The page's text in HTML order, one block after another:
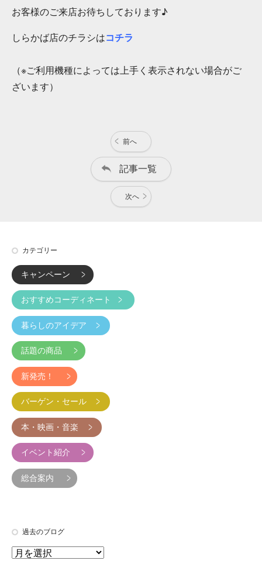
お客様のご来店お待ちしております♪
しらかば店のチラシはコチラ
（※ご利用機種によっては上手く表示されない場合がご
ざいます）
前へ
記事一覧
次へ
カテゴリー
キャンペーン
おすすめコーディネート
暮らしのアイデア
話題の商品
新発売！
バーゲン・セール
本・映画・音楽
イベント紹介
総合案内
過去のブログ